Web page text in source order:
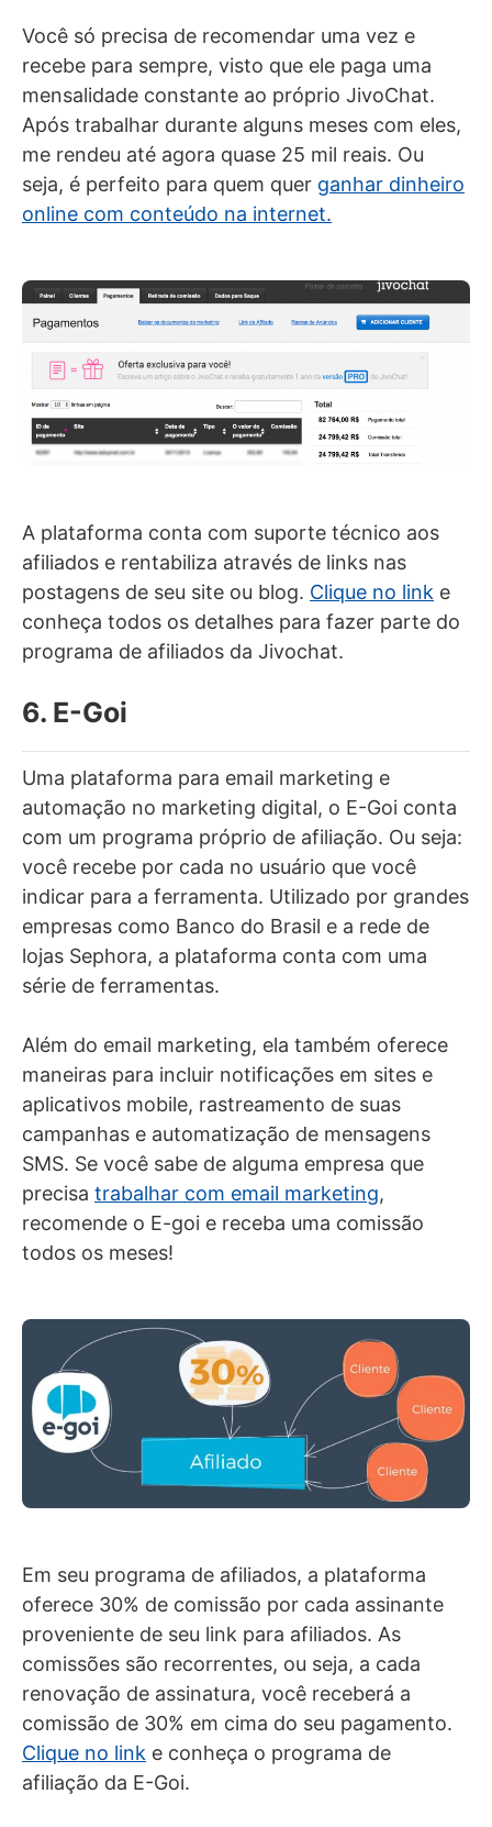
Você só precisa de recomendar uma vez e
recebe para sempre, visto que ele paga uma
mensalidade constante ao próprio JivoChat.
Após trabalhar durante alguns meses com eles,
me rendeu até agora quase 25 mil reais. Ou
seja, é perfeito para quem quer ganhar dinheiro
online com conteúdo na internet.
A plataforma conta com suporte técnico aos
afiliados e rentabiliza através de links nas
postagens de seu site ou blog. Clique no link e
conheça todos os detalhes para fazer parte do
programa de afiliados da Jivochat.
6. E-Goi
Uma plataforma para email marketing e
automação no marketing digital, o E-Goi conta
com um programa próprio de afiliação. Ou seja:
você recebe por cada no usuário que você
indicar para a ferramenta. Utilizado por grandes
empresas como Banco do Brasil e a rede de
lojas Sephora, a plataforma conta com uma
série de ferramentas.
Além do email marketing, ela também oferece
maneiras para incluir notificações em sites e
aplicativos mobile, rastreamento de suas
campanhas e automatização de mensagens
SMS. Se você sabe de alguma empresa que
precisa trabalhar com email marketing,
recomende o E-goi e receba uma comissão
todos os meses!
Em seu programa de afiliados, a plataforma
oferece 30% de comissão por cada assinante
proveniente de seu link para afiliados. As
comissões são recorrentes, ou seja, a cada
renovação de assinatura, você receberá a
comissão de 30% em cima do seu pagamento.
Clique no link e conheça o programa de
afiliação da E-Goi.